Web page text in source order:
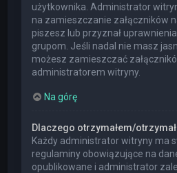
użytkownika. Administrator
na zamieszczanie załączników
piszesz lub przyznał
grupom. Jeśli nadal nie masz
możesz zamieszczać
administratorem witryny.
Na górę
Dlaczego otrzymałem/
Każdy administrator witryny ma
regulaminy obowiązujące na
opublikowane i administrator